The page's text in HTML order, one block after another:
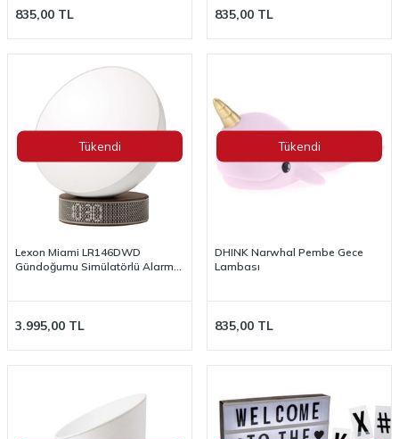
835,00 TL 835,00 TL
Tükendi
Lexon Miami LR146DWD
Gündoğumu Simülatörlü Alarm
3.995,00 TL
Tükendi
DHINK Narwhal Pembe Gece
Lambası
835,00 TL